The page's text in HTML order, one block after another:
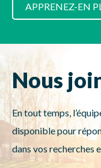
APPRENEZ-EN
Nous
En tout temps,
disponible pour
dans vos recherches